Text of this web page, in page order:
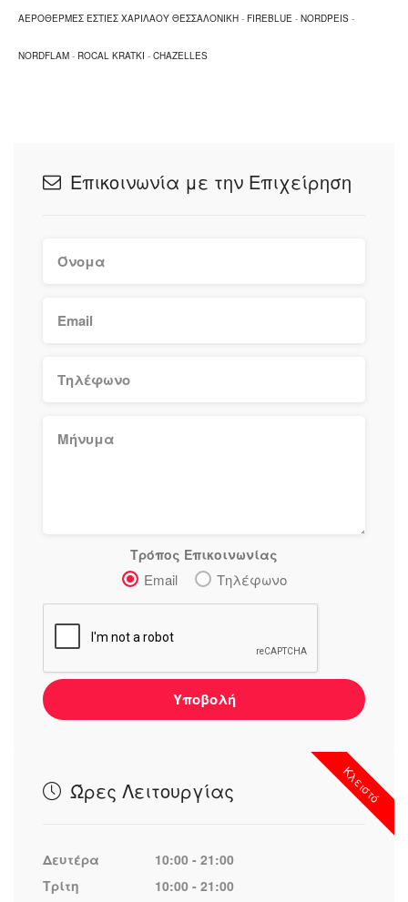
ΑΕΡΟΘΕΡΜΕΣ ΕΣΤΙΕΣ ΧΑΡΙΛΑΟΥ ΘΕΣΣΑΛΟΝΙΚΗ - FIREBLUE - NORDPEIS -
NORDFLAM - ROCAL KRATKI - CHAZELLES
Επικοινωνία με την Επιχείρηση
Τρόπος Επικοινωνίας
Email Τηλέφωνο
Υποβολή
Κλειστό
Ώρες Λειτουργίας
Δευτέρα
10:00 - 21:00
Τρίτη
10:00 - 21:00